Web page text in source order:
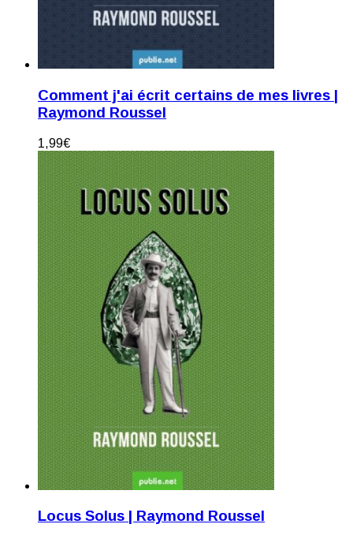
Comment j'ai écrit certains de mes livres |
Raymond Roussel
1,99€
Locus Solus | Raymond Roussel